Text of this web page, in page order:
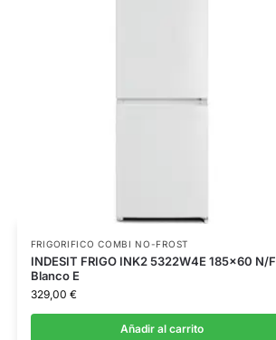
FRIGORIFICO COMBI NO-FROST
INDESIT FRIGO INK2 5322W4E 185×60 N/F
Blanco E
329,00 €
Añadir al carrito